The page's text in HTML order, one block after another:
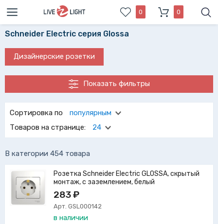
0 0
Schneider Electric серия Glossa
Дизайнерские розетки
Показать фильтры
Сортировка по
популярным
Товаров на странице:
24
В категории 454 товара
Розетка Schneider Electric GLOSSA, скрытый
монтаж, с заземлением, белый
283 ₽
Арт. GSL000142
в наличии